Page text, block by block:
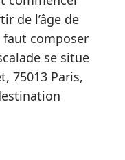
de l’âge de
faut composer
se situe
75013 Paris,